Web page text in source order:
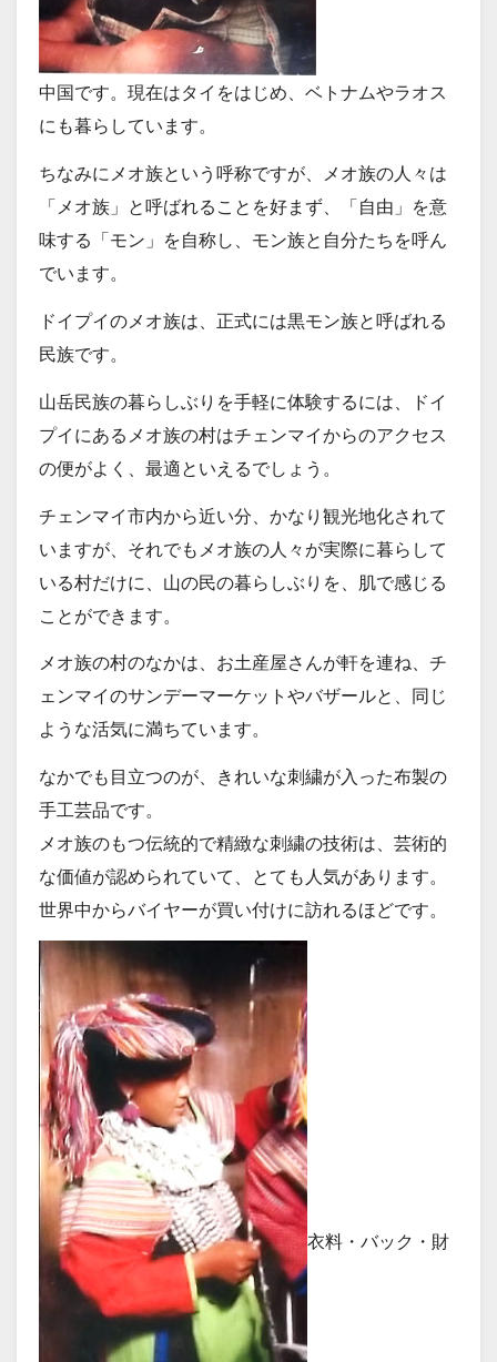
中国です。現在はタイをはじめ、ベトナムやラオス
にも暮らしています。
ちなみにメオ族という呼称ですが、メオ族の人々は
「メオ族」と呼ばれることを好まず、「自由」を意
味する「モン」を自称し、モン族と自分たちを呼ん
でいます。
ドイプイのメオ族は、正式には黒モン族と呼ばれる
民族です。
山岳民族の暮らしぶりを手軽に体験するには、ドイ
プイにあるメオ族の村はチェンマイからのアクセス
の便がよく、最適といえるでしょう。
チェンマイ市内から近い分、かなり観光地化されて
いますが、それでもメオ族の人々が実際に暮らして
いる村だけに、山の民の暮らしぶりを、肌で感じる
ことができます。
メオ族の村のなかは、お土産屋さんが軒を連ね、チ
ェンマイのサンデーマーケットやバザールと、同じ
ような活気に満ちています。
なかでも目立つのが、きれいな刺繍が入った布製の
手工芸品です。
メオ族のもつ伝統的で精緻な刺繍の技術は、芸術的
な価値が認められていて、とても人気があります。
世界中からバイヤーが買い付けに訪れるほどです。
衣料・バック・財